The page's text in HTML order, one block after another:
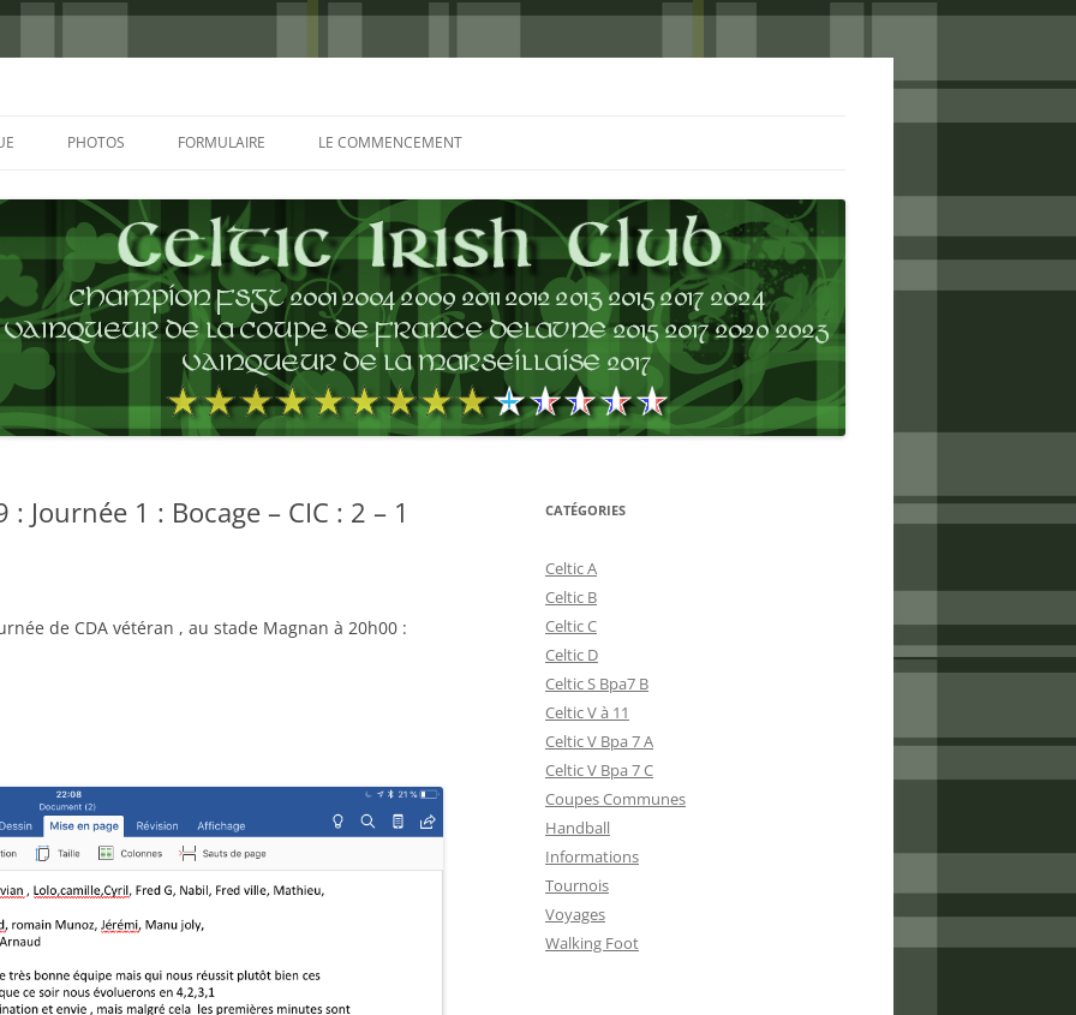
PHOTOS
GLASGOW 2002
CHARLIE & THE BHOYS 2006
PRAGUE 2006
NICE 2008
FORMULAIRE LE COMMENCEMENT
Journée 1 : Bocage – CIC : 2 – 1
de CDA vétéran , au stade Magnan à 20h00 :
CATÉGORIES
Celtic A
Celtic B
Celtic C
Celtic D
Celtic S Bpa7 B
Celtic V à 11
Celtic V Bpa 7 A
Celtic V Bpa 7 C
Coupes Communes
Handball
Informations
Tournois
Voyages
Walking Foot